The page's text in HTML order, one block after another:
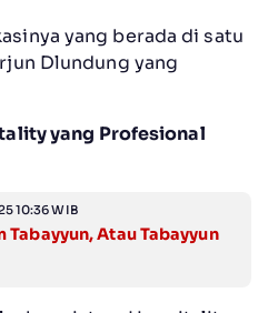
yang berada di satu
Dlundung yang
yang Profesional
10:36 WIB
Tabayyun, Atau Tabayyun